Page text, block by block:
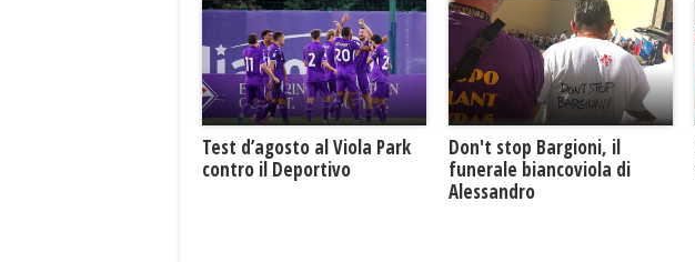
Test d’agosto al Viola Park
contro il Deportivo
Don't stop Bargioni, il
funerale biancoviola di
Alessandro